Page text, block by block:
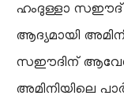
ഹംദുള്ളാ സഈദ്
ആദ്യമായി
സഈദിന്
അമിനിയിലെ